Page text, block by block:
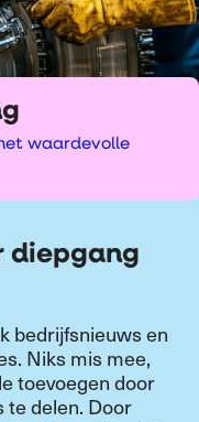
waardevolle
diepgang
bedrijfsnieuws en
Niks mis mee,
toevoegen door
te delen. Door